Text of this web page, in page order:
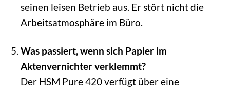
seinen leisen Betrieb aus. Er stört nicht die
Arbeitsatmosphäre im Büro.
Was passiert, wenn sich Papier im
Aktenvernichter verklemmt?
Der HSM Pure 420 verfügt über eine